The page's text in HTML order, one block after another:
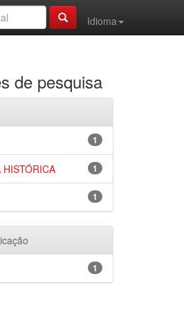
Idioma
de pesquisa
1
1
1
1